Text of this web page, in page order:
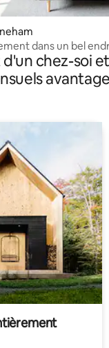
dans un bel
chez-soi